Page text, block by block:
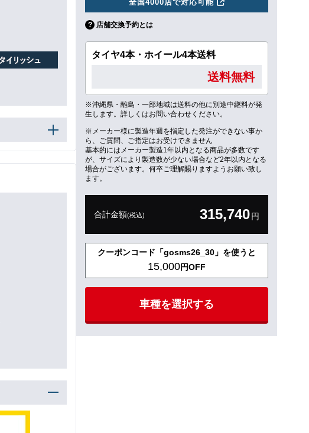
全国4000店で対応可能
店舗交換予約とは
タイヤ4本・ホイール4本送料
送料無料
※沖縄県・離島・一部地域は送料の他に別途中継料が発
生します。詳しくはお問い合わせください。
※メーカー様に製造年週を指定した発注ができない事か
ら、ご質問、ご指定はお受けできません
基本的にはメーカー製造1年以内となる商品が多数です
が、サイズにより製造数が少ない場合など2年以内となる
場合がございます。何卒ご理解賜りますようお願い致し
ます。
合計金額(税込) 315,740円
クーポンコード「gosms26_30」を使うと
15,000円OFF
車種を選択する